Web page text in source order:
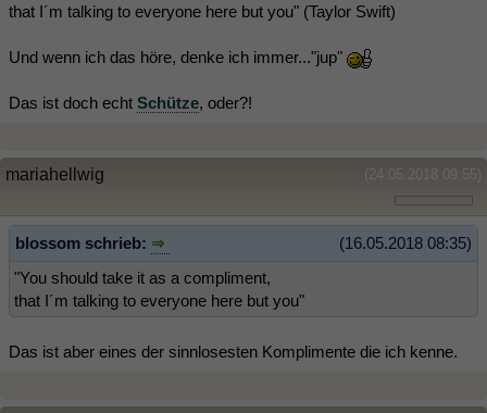
that I´m talking to everyone here but you" (Taylor Swift)
Und wenn ich das höre, denke ich immer..."jup"
Das ist doch echt Schütze, oder?!
(24.05.2018 09:55)
mariahellwig
(16.05.2018 08:35)
blossom schrieb:
"You should take it as a compliment,
that I´m talking to everyone here but you"
Das ist aber eines der sinnlosesten Komplimente die ich kenne.